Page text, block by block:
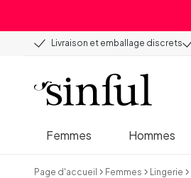
Livraison et emballage discrets
Femmes Hommes
Page d'accueil Femmes Lingerie